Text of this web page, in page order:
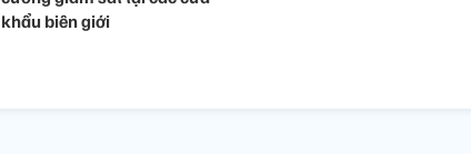
khẩu biên giới